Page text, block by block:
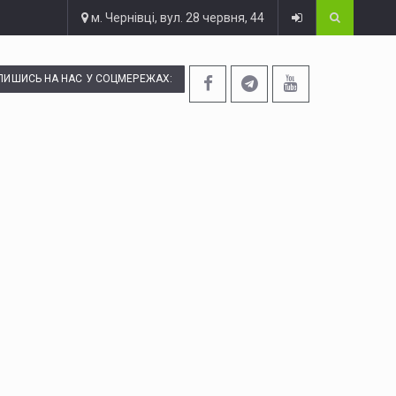
м. Чернівці, вул. 28 червня, 44
НА НАС У СОЦМЕРЕЖАХ: